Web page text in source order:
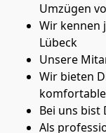
Umzügen
Wir kennen
Lübeck
Unsere
Wir bieten
Bei uns bist
Als